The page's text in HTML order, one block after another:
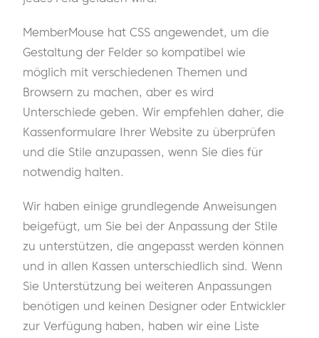
MemberMouse hat CSS angewendet, um die
Gestaltung der Felder so kompatibel wie
möglich mit verschiedenen Themen und
Browsern zu machen, aber es wird
Unterschiede geben. Wir empfehlen daher, die
Kassenformulare Ihrer Website zu überprüfen
und die Stile anzupassen, wenn Sie dies für
notwendig halten.
Wir haben einige grundlegende Anweisungen
beigefügt, um Sie bei der Anpassung der Stile
zu unterstützen, die angepasst werden können
und in allen Kassen unterschiedlich sind. Wenn
Sie Unterstützung bei weiteren Anpassungen
benötigen und keinen Designer oder Entwickler
zur Verfügung haben, haben wir eine Liste